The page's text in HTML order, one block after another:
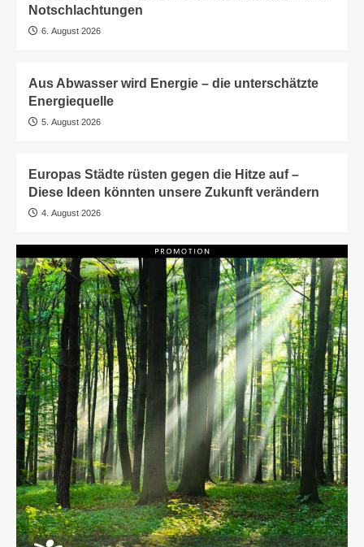
Notschlachtungen
6. August 2026
Aus Abwasser wird Energie – die unterschätzte
Energiequelle
5. August 2026
Europas Städte rüsten gegen die Hitze auf –
Diese Ideen könnten unsere Zukunft verändern
4. August 2026